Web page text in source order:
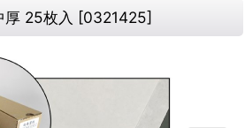
25枚入 [0321425]